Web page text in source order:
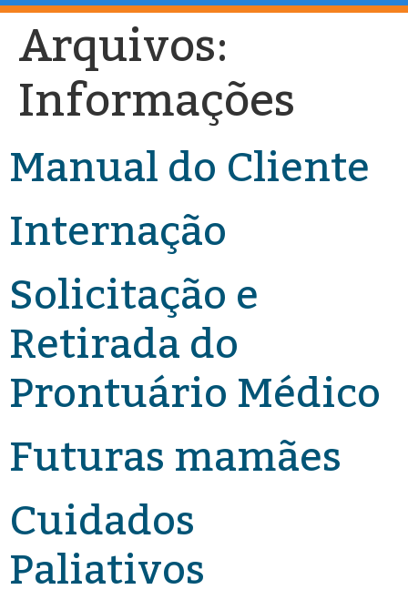
Arquivos:
Informações
Manual do Cliente
Internação
Solicitação e
Retirada do
Prontuário Médico
Futuras mamães
Cuidados
Paliativos